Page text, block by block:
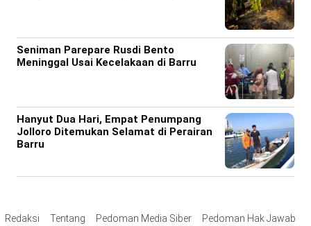
Seniman Parepare Rusdi Bento
Meninggal Usai Kecelakaan di Barru
Hanyut Dua Hari, Empat Penumpang
Jolloro Ditemukan Selamat di Perairan
Barru
Redaksi Tentang Pedoman Media Siber
Pedoman Hak Jawab